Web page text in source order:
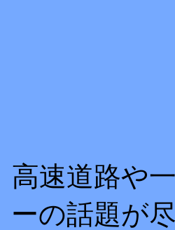
高速道路や
ーの話題が